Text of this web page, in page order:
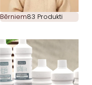
Bērniem83 Produkti